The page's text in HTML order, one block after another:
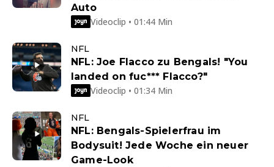
Auto
Videoclip • 01:44 Min
NFL
NFL: Joe Flacco zu Bengals! "You
landed on fuc*** Flacco?"
Videoclip • 01:34 Min
NFL
NFL: Bengals-Spielerfrau im
Bodysuit! Jede Woche ein neuer
Game-Look